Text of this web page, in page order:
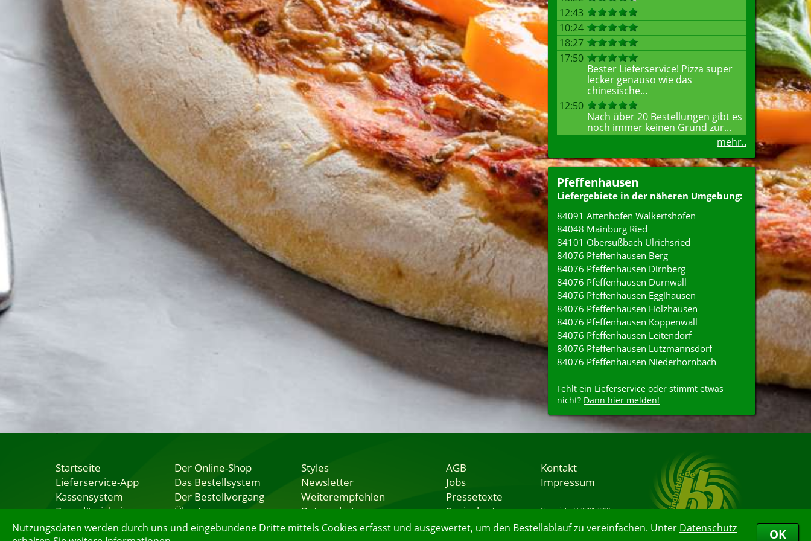
Nutzungsdaten werden durch uns und eingebundene Dritte mittels Cookies erfasst und ausgewertet, um den Bestellablauf zu vereinfachen. Unter Datenschutz
OK
12:43
10:24
18:27
17:50
Bester Lieferservice! Pizza super
lecker genauso wie das
chinesische...
12:50
Nach über 20 Bestellungen gibt es
noch immer keinen Grund zur...
mehr..
Pfeffenhausen
Liefergebiete in der näheren Umgebung:
84091 Attenhofen Walkertshofen
84048 Mainburg Ried
84101 Obersüßbach Ulrichsried
84076 Pfeffenhausen Berg
84076 Pfeffenhausen Dirnberg
84076 Pfeffenhausen Dürnwall
84076 Pfeffenhausen Egglhausen
84076 Pfeffenhausen Holzhausen
84076 Pfeffenhausen Koppenwall
84076 Pfeffenhausen Leitendorf
84076 Pfeffenhausen Lutzmannsdorf
84076 Pfeffenhausen Niederhornbach
Fehlt ein Lieferservice oder stimmt etwas
nicht? Dann hier melden!
Startseite
Lieferservice-App
Kassensystem
Zuverlässigkeit
Sicherheit
Der Online-Shop
Das Bestellsystem
Der Bestellvorgang
Übertragung
Testshop
Styles
Newsletter
Weiterempfehlen
Datenschutz
Nutzungsbedingungen
AGB
Jobs
Pressetexte
Speisekarten
Lieferservice
Kontakt
Impressum
Copyright © 2001-2026
07.08.2026 05:16:17